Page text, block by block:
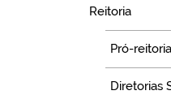
Reitoria
Pró-
Diretorias